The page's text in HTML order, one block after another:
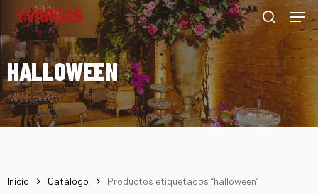
Skip
main
content
search
Menu
HALLOWEEN
Inicio Catálogo Productos etiquetados “halloween”
Close
Filters
Menu